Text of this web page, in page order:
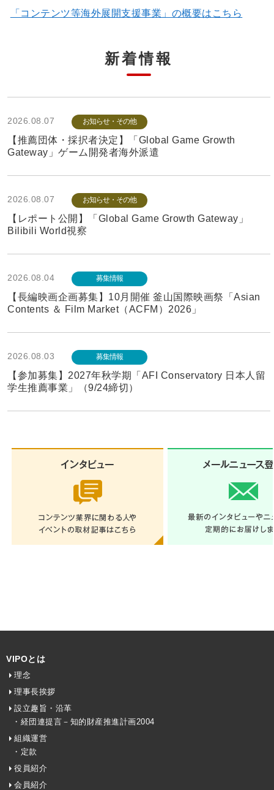
「コンテンツ等海外展開支援事業」の概要はこちら
新着情報
2026.08.07 お知らせ・その他
【推薦団体・採択者決定】「Global Game Growth
Gateway」ゲーム開発者海外派遣
2026.08.07 お知らせ・その他
【レポート公開】「Global Game Growth Gateway」
Bilibili World視察
2026.08.04 募集情報
【長編映画企画募集】10月開催 釜山国際映画祭「Asian
Contents ＆ Film Market（ACFM）2026」
2026.08.03 募集情報
【参加募集】2027年秋学期「AFI Conservatory 日本人留
学生推薦事業」（9/24締切）
VIPOとは
理念
理事長挨拶
設立趣旨・沿革
・経団連提言－知的財産推進計画2004
組織運営
・定款
役員紹介
会員紹介